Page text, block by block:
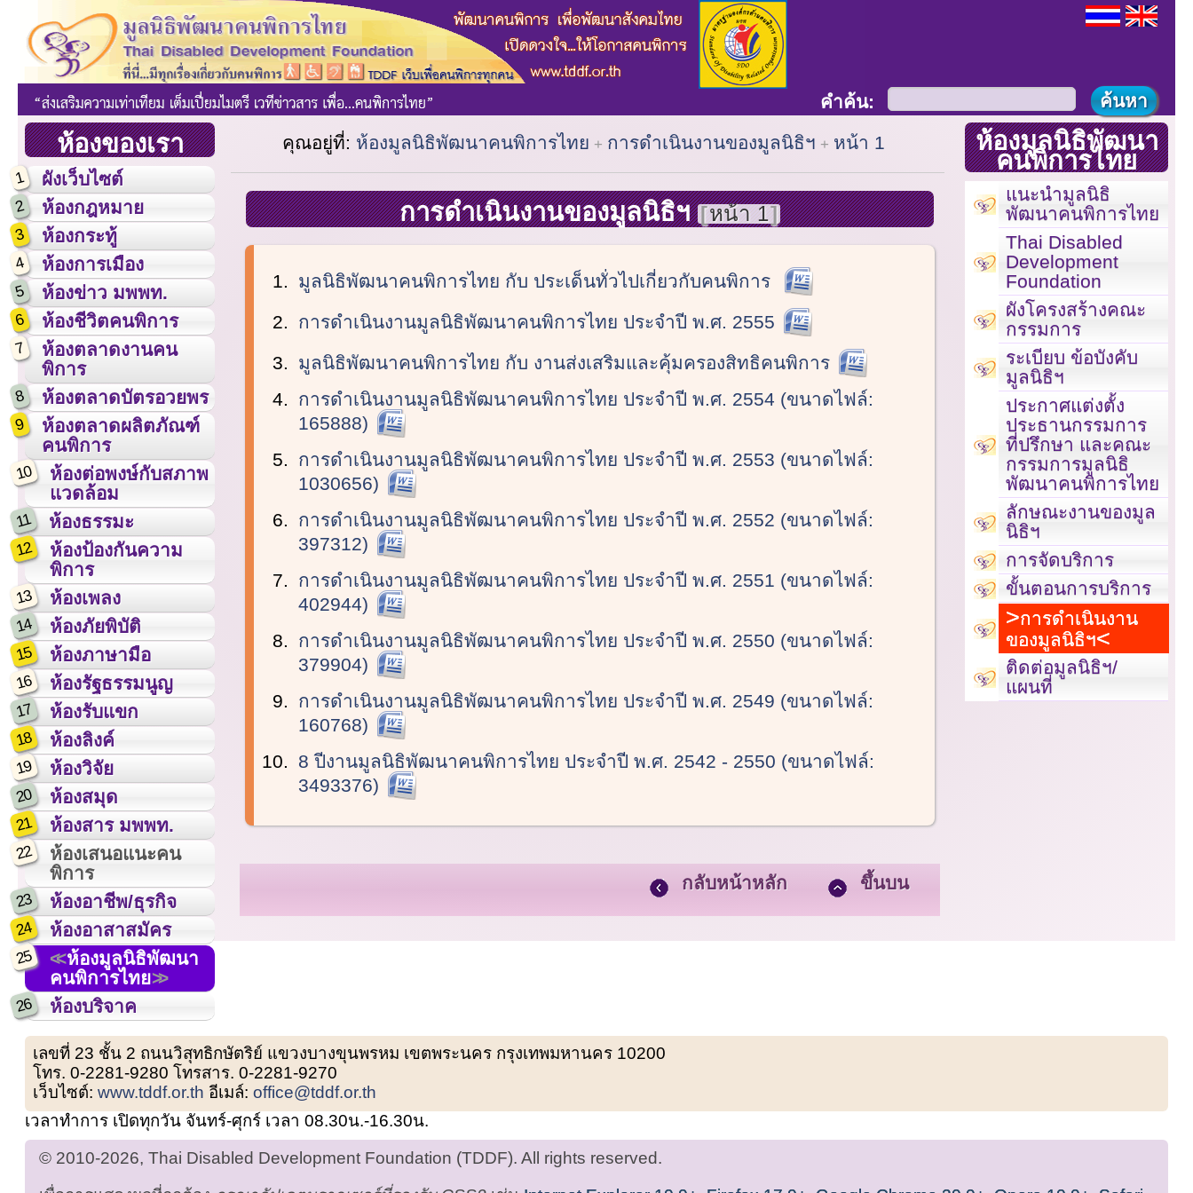
ห้องของเรา
1 ผังเว็บไซต์
2 ห้องกฎหมาย
3 ห้องกระทู้
4 ห้องการเมือง
5 ห้องข่าว มพพท.
6 ห้องชีวิตคนพิการ
7
ห้องตลาดงานคน
พิการ
8 ห้องตลาดบัตรอวยพร
9
ห้องตลาดผลิตภัณฑ์
คนพิการ
10
ห้องต่อพงษ์กับสภาพ
แวดล้อม
11 ห้องธรรมะ
12
ห้องป้องกันความ
พิการ
13 ห้องเพลง
14 ห้องภัยพิบัติ
15 ห้องภาษามือ
16 ห้องรัฐธรรมนูญ
17 ห้องรับแขก
18 ห้องลิงค์
19 ห้องวิจัย
20 ห้องสมุด
21 ห้องสาร มพพท.
22
ห้องเสนอแนะคน
พิการ
23 ห้องอาชีพ/ธุรกิจ
24 ห้องอาสาสมัคร
25
ห้องมูลนิธิพัฒนา
คนพิการไทย
26 ห้องบริจาค
คำค้น:
คุณอยู่ที่: ห้องมูลนิธิพัฒนาคนพิการไทย การดำเนินงานของมูลนิธิฯ หน้า 1
การดำเนินงานของมูลนิธิฯ หน้า 1
มูลนิธิพัฒนาคนพิการไทย กับ ประเด็นทั่วไปเกี่ยวกับคนพิการ
การดำเนินงานมูลนิธิพัฒนาคนพิการไทย ประจำปี พ.ศ. 2555
มูลนิธิพัฒนาคนพิการไทย กับ งานส่งเสริมและคุ้มครองสิทธิคนพิการ
การดำเนินงานมูลนิธิพัฒนาคนพิการไทย ประจำปี พ.ศ. 2554 (ขนาดไฟล์:
165888)
การดำเนินงานมูลนิธิพัฒนาคนพิการไทย ประจำปี พ.ศ. 2553 (ขนาดไฟล์:
1030656)
การดำเนินงานมูลนิธิพัฒนาคนพิการไทย ประจำปี พ.ศ. 2552 (ขนาดไฟล์:
397312)
การดำเนินงานมูลนิธิพัฒนาคนพิการไทย ประจำปี พ.ศ. 2551 (ขนาดไฟล์:
402944)
การดำเนินงานมูลนิธิพัฒนาคนพิการไทย ประจำปี พ.ศ. 2550 (ขนาดไฟล์:
379904)
การดำเนินงานมูลนิธิพัฒนาคนพิการไทย ประจำปี พ.ศ. 2549 (ขนาดไฟล์:
160768)
8 ปีงานมูลนิธิพัฒนาคนพิการไทย ประจำปี พ.ศ. 2542 - 2550 (ขนาดไฟล์:
3493376)
กลับหน้าหลัก ขึ้นบน
ห้องมูลนิธิพัฒนา
คนพิการไทย
แนะนำมูลนิธิ
พัฒนาคนพิการไทย
Thai Disabled
Development
Foundation
ผังโครงสร้างคณะ
กรรมการ
ระเบียบ ข้อบังคับ
มูลนิธิฯ
ประกาศแต่งตั้ง
ประธานกรรมการ
ที่ปรึกษา และคณะ
กรรมการมูลนิธิ
พัฒนาคนพิการไทย
ลักษณะงานของมูล
นิธิฯ
การจัดบริการ
ขั้นตอนการบริการ
การดำเนินงาน
ของมูลนิธิฯ
ติดต่อมูลนิธิฯ/
แผนที่
เลขที่ 23 ชั้น 2 ถนนวิสุทธิกษัตริย์ แขวงบางขุนพรหม เขตพระนคร กรุงเทพมหานคร 10200
โทร. 0-2281-9280 โทรสาร. 0-2281-9270
เว็บไซต์:www.tddf.or.th อีเมล์:office@tddf.or.th
เวลาทำการ เปิดทุกวัน จันทร์-ศุกร์ เวลา 08.30น.-16.30น.
© 2010-2026, Thai Disabled Development Foundation (TDDF). All rights reserved.